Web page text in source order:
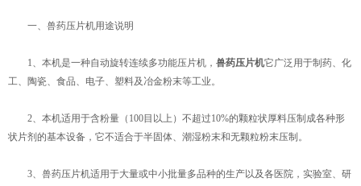
一、兽药压片机用途说明
1、本机是一种自动旋转连续多功能压片机， 兽药压片机它广泛用于制药、化
工、陶瓷、食品、电子、塑料及冶金粉末等工业。
2、本机适用于含粉量（100目以上）不超过10%的颗粒状厚料压制成各种形
状片剂的基本设备，它不适合于半固体、潮湿粉末和无颗粒粉末压制。
3、兽药压片机适用于大量或中小批量多品种的生产以及各医院，实验室、研